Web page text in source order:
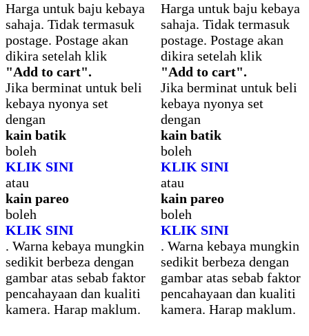
Harga untuk baju kebaya
sahaja. Tidak termasuk
postage. Postage akan
dikira setelah klik
"Add to cart".
Jika berminat untuk beli
kebaya nyonya set
dengan
kain batik
boleh
KLIK SINI
atau
kain pareo
boleh
KLIK SINI
. Warna kebaya mungkin
sedikit berbeza dengan
gambar atas sebab faktor
pencahayaan dan kualiti
kamera. Harap maklum.
Harga untuk baju kebaya
sahaja. Tidak termasuk
postage. Postage akan
dikira setelah klik
"Add to cart".
Jika berminat untuk beli
kebaya nyonya set
dengan
kain batik
boleh
KLIK SINI
atau
kain pareo
boleh
KLIK SINI
. Warna kebaya mungkin
sedikit berbeza dengan
gambar atas sebab faktor
pencahayaan dan kualiti
kamera. Harap maklum.